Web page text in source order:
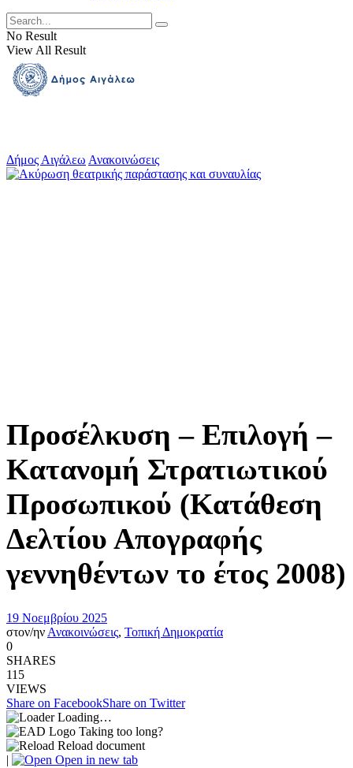
No Result
View All Result
Δήμος Αιγάλεω Ανακοινώσεις
Προσέλκυση – Επιλογή –
Κατανομή Στρατιωτικού
Προσωπικού (Κατάθεση
Δελτίου Απογραφής
γεννηθέντων το έτος 2008)
19 Νοεμβρίου 2025
στον/ην Ανακοινώσεις, Τοπική Δημοκρατία
0
SHARES
115
VIEWS
Share on FacebookShare on Twitter
Loading…
Taking too long?
Reload document
|
Open in new tab